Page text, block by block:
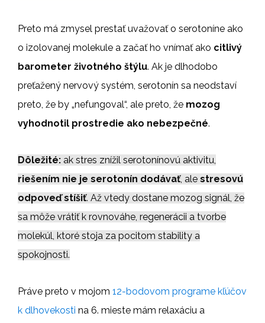
Preto má zmysel prestať uvažovať o serotoníne ako
o izolovanej molekule a začať ho vnímať ako citlivý
barometer životného štýlu. Ak je dlhodobo
preťažený nervový systém, serotonín sa neodstaví
preto, že by „nefungoval“, ale preto, že mozog
vyhodnotil prostredie ako nebezpečné.
Dôležité: ak stres znížil serotonínovú aktivitu,
riešením nie je serotonín dodávať, ale stresovú
odpoveď stíšiť. Až vtedy dostane mozog signál, že
sa môže vrátiť k rovnováhe, regenerácii a tvorbe
molekúl, ktoré stoja za pocitom stability a
spokojnosti.
Práve preto v mojom 12-bodovom programe kľúčov
k dlhovekosti na 6. mieste mám relaxáciu a